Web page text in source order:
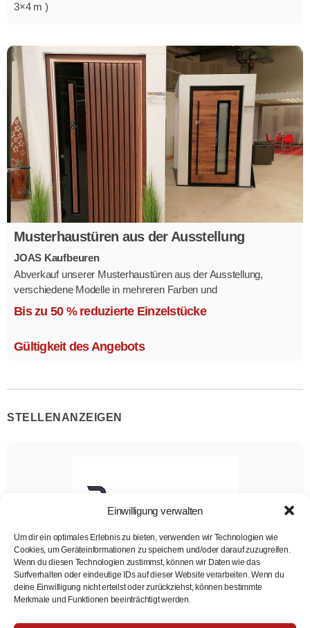
Einwilligung verwalten
Um dir ein optimales Erlebnis zu bieten, verwenden wir Technologien wie
Cookies, um Geräteinformationen zu speichern und/oder darauf zuzugreifen.
Wenn du diesen Technologien zustimmst, können wir Daten wie das
Surfverhalten oder eindeutige IDs auf dieser Website verarbeiten. Wenn du
deine Einwilligung nicht erteilst oder zurückziehst, können bestimmte
Merkmale und Funktionen beeinträchtigt werden.
3×4 m )
Musterhaustüren aus der Ausstellung
JOAS Kaufbeuren
Abverkauf unserer Musterhaustüren aus der Ausstellung,
verschiedene Modelle in mehreren Farben und
Ausstattungsvarianten.
Bis zu 50 % reduzierte Einzelstücke
Gültigkeit des Angebots
STELLENANZEIGEN
Disponent (m/w/d)
Agile Robots SE
Disponent*in
Vollzeit